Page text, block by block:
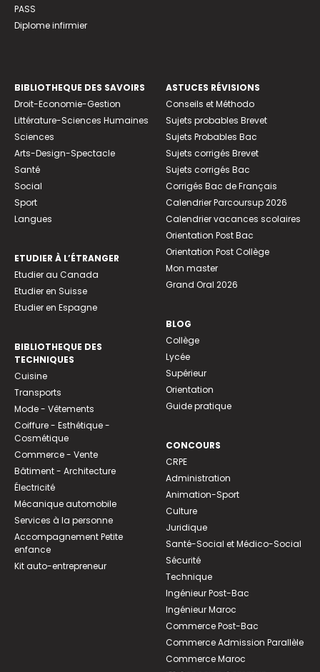
PASS
Diplome infirmier
BIBLIOTHEQUE DES SAVOIRS
Droit-Economie-Gestion
Littérature-Sciences Humaines
Sciences
Arts-Design-Spectacle
Santé
Social
Sport
Langues
ETUDIER À L’ÉTRANGER
Etudier au Canada
Etudier en Suisse
Etudier en Espagne
BIBLIOTHEQUE DES
TECHNIQUES
Cuisine
Transports
Mode - Vêtements
Coiffure - Esthétique -
Cosmétique
Commerce - Vente
Bâtiment - Architecture
Électricité
Mécanique automobile
Services à la personne
Accompagnement Petite
enfance
Kit auto-entrepreneur
ASTUCES RÉVISIONS
Conseils et Méthodo
Sujets probables Brevet
Sujets Probables Bac
Sujets corrigés Brevet
Sujets corrigés Bac
Corrigés Bac de Français
Calendrier Parcoursup 2026
Calendrier vacances scolaires
Orientation Post Bac
Orientation Post Collège
Mon master
Grand Oral 2026
BLOG
Collège
Lycée
Supérieur
Orientation
Guide pratique
CONCOURS
CRPE
Administration
Animation-Sport
Culture
Juridique
Santé-Social et Médico-Social
Sécurité
Technique
Ingénieur Post-Bac
Ingénieur Maroc
Commerce Post-Bac
Commerce Admission Parallèle
Commerce Maroc